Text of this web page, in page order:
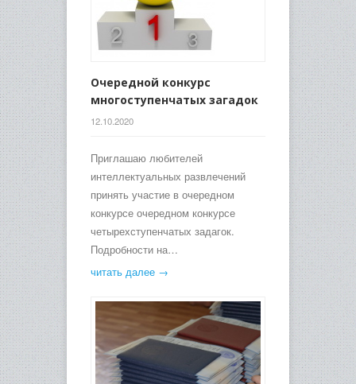
Очередной конкурс
многоступенчатых загадок
12.10.2020
Приглашаю любителей
интеллектуальных развлечений
принять участие в очередном
конкурсе очередном конкурсе
четырехступенчатых задагок.
Подробности на…
читать далее →